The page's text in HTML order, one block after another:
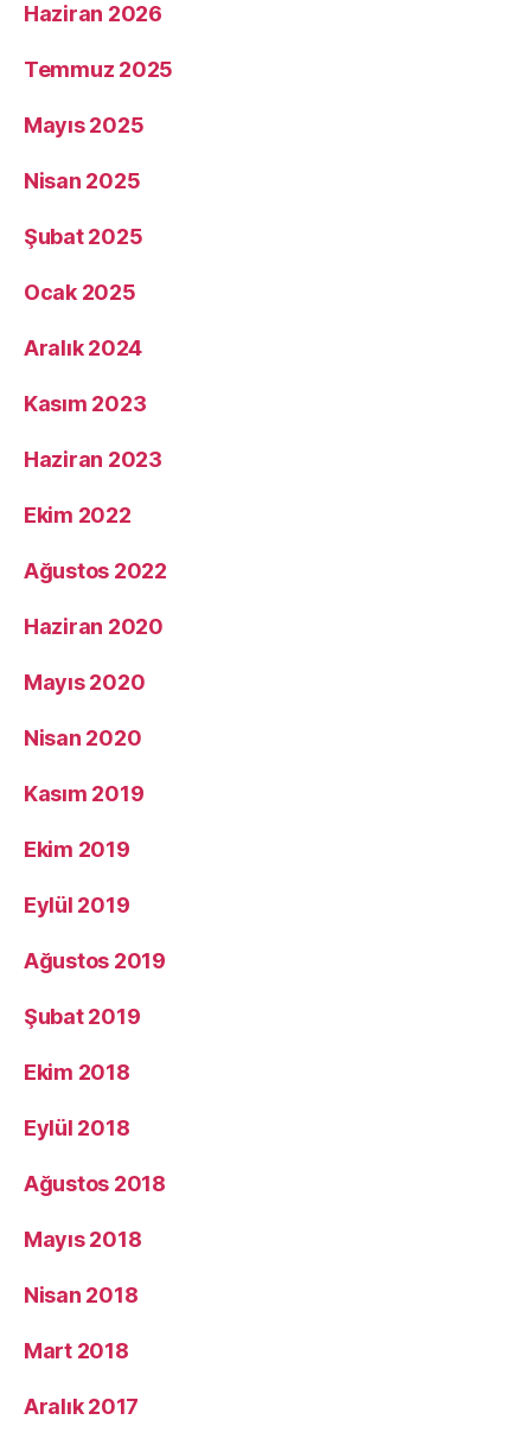
Haziran 2026
Temmuz 2025
Mayıs 2025
Nisan 2025
Şubat 2025
Ocak 2025
Aralık 2024
Kasım 2023
Haziran 2023
Ekim 2022
Ağustos 2022
Haziran 2020
Mayıs 2020
Nisan 2020
Kasım 2019
Ekim 2019
Eylül 2019
Ağustos 2019
Şubat 2019
Ekim 2018
Eylül 2018
Ağustos 2018
Mayıs 2018
Nisan 2018
Mart 2018
Aralık 2017